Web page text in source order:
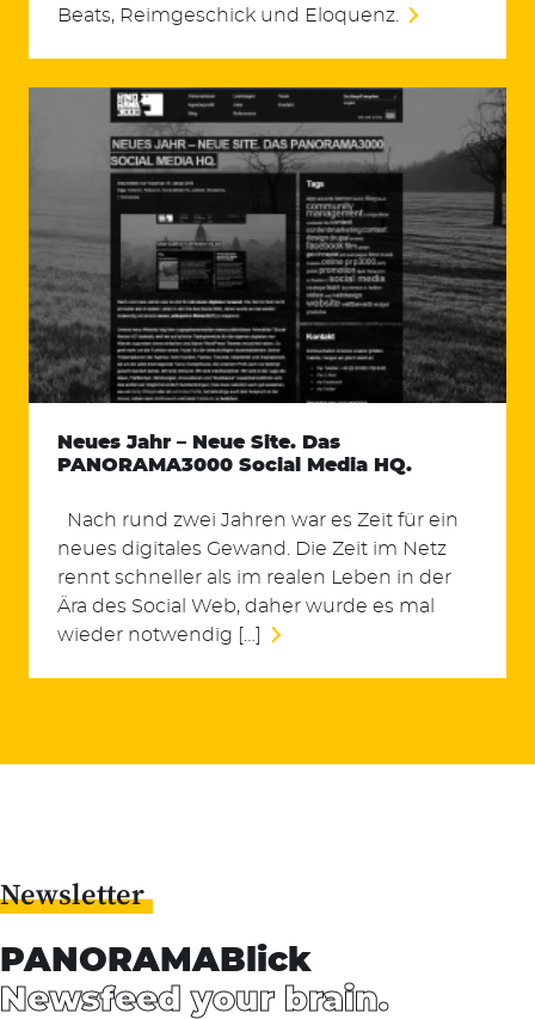
Beats, Reimgeschick und Eloquenz.
Neues Jahr – Neue Site. Das
PANORAMA3000 Social Media HQ.
Nach rund zwei Jahren war es Zeit für ein
neues digitales Gewand. Die Zeit im Netz
rennt schneller als im realen Leben in der
Ära des Social Web, daher wurde es mal
wieder notwendig […]
Newsletter
PANORAMABlick
Newsfeed your brain.